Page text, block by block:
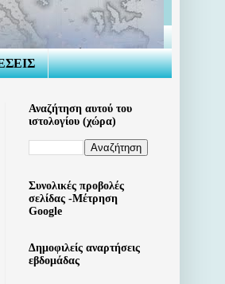
Αναζήτηση αυτού του
ιστολογίου (χώρα)
Συνολικές προβολές
σελίδας -Μέτρηση
Google
Δημοφιλείς αναρτήσεις
εβδομάδας